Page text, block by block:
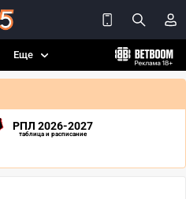
Еще
РПЛ 2026-2027
таблица и расписание